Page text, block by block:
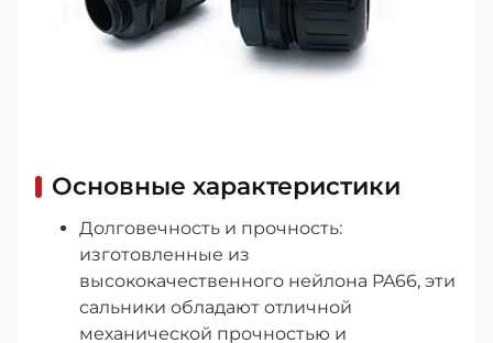
Основные характеристики
Долговечность и прочность:
изготовленные из
высококачественного нейлона PA66, эти
сальники обладают отличной
механической прочностью и